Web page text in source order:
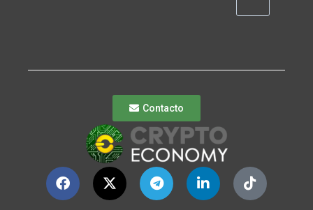
Contacto